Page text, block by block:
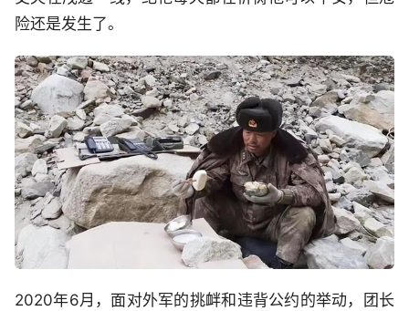
险还是发生了。
2020年6月，面对外军的挑衅和违背公约的举动，团长